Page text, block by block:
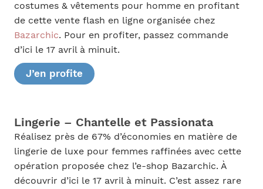
costumes & vêtements pour homme en profitant
de cette vente flash en ligne organisée chez
Bazarchic. Pour en profiter, passez commande
d’ici le 17 avril à minuit.
J’en profite
Lingerie – Chantelle et Passionata
Réalisez près de 67% d’économies en matière de
lingerie de luxe pour femmes raffinées avec cette
opération proposée chez l’e-shop Bazarchic. À
découvrir d’ici le 17 avril à minuit. C’est assez rare